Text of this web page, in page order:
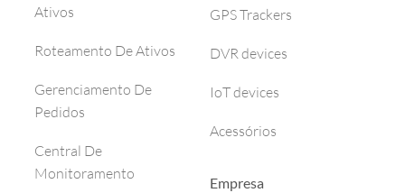
Ativos
Roteamento De Ativos
Gerenciamento De
Pedidos
Central De
Monitoramento
GPS Trackers
DVR devices
IoT devices
Acessórios
Empresa